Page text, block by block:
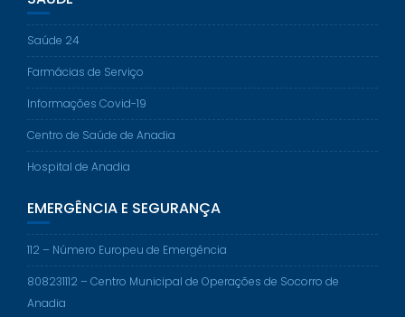
Saúde 24
Farmácias de Serviço
Informações Covid-19
Centro de Saúde de Anadia
Hospital de Anadia
EMERGÊNCIA E SEGURANÇA
112 – Número Europeu de Emergência
808231112 – Centro Municipal de Operações de Socorro de
Anadia